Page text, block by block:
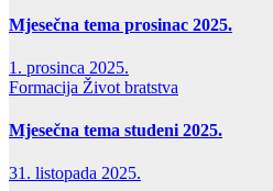
Mjesečna tema prosinac 2025.
1. prosinca 2025.
Formacija Život bratstva
Mjesečna tema studeni 2025.
31. listopada 2025.